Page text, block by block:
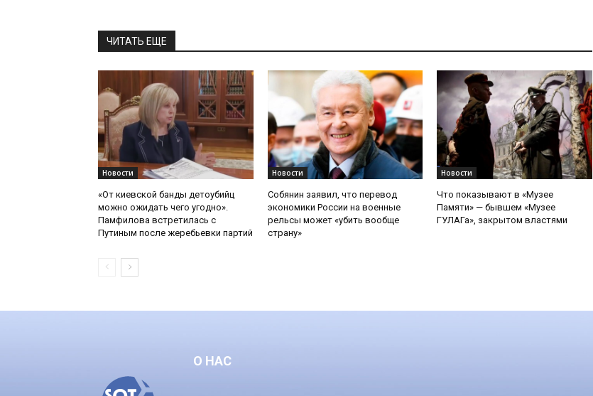
ЧИТАТЬ ЕЩЕ
Новости
«От киевской банды детоубийц
можно ожидать чего угодно».
Памфилова встретилась с
Путиным после жеребьевки партий
Новости
Собянин заявил, что перевод
экономики России на военные
рельсы может «убить вообще
страну»
Новости
Что показывают в «Музее
Памяти» — бывшем «Музее
ГУЛАГа», закрытом властями
О НАС